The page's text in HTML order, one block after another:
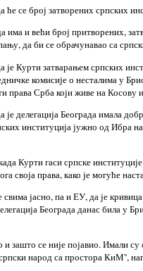
ће се број затворених српских
има и већи број притворених,
да би се обрачунавао са
је Курти затварањем српских
комисије о несталима у
права Срба који живе на Косову
је делегација Београда имала
институција јужно од Ибра
Курти гаси српске
своја права, како је могуће
свима јасно, па и ЕУ, да је
Београда данас била у
зашто се није појавио. Имали су
народ са простора КиМ'',